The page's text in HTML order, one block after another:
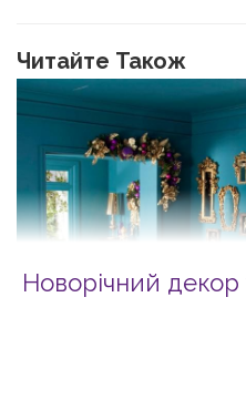
Читайте Також
Новорічний декор